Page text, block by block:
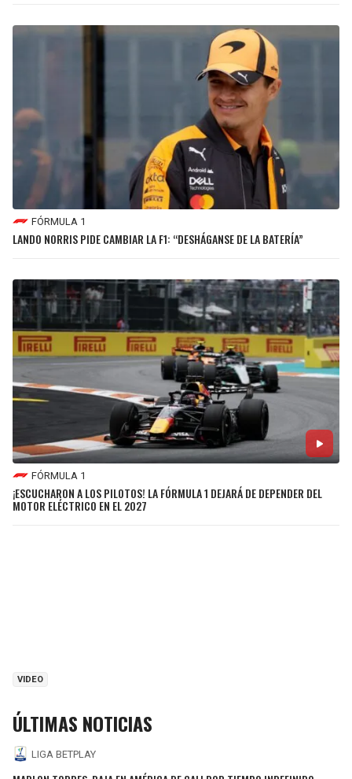
FÓRMULA 1
LANDO NORRIS PIDE CAMBIAR LA F1: “DESHÁGANSE DE LA BATERÍA”
FÓRMULA 1
¡ESCUCHARON A LOS PILOTOS! LA FÓRMULA 1 DEJARÁ DE DEPENDER DEL
MOTOR ELÉCTRICO EN EL 2027
VIDEO
ÚLTIMAS NOTICIAS
LIGA BETPLAY